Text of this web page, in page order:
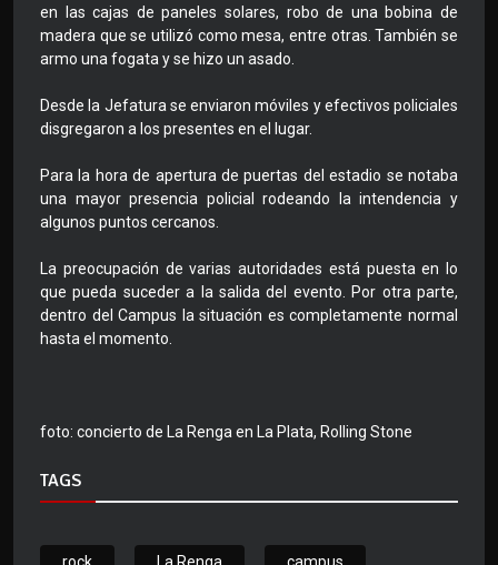
en las cajas de paneles solares, robo de una bobina de
madera que se utilizó como mesa, entre otras. También se
armo una fogata y se hizo un asado.
Desde la Jefatura se enviaron móviles y efectivos policiales
disgregaron a los presentes en el lugar.
Para la hora de apertura de puertas del estadio se notaba
una mayor presencia policial rodeando la intendencia y
algunos puntos cercanos.
La preocupación de varias autoridades está puesta en lo
que pueda suceder a la salida del evento. Por otra parte,
dentro del Campus la situación es completamente normal
hasta el momento.
foto: concierto de La Renga en La Plata, Rolling Stone
TAGS